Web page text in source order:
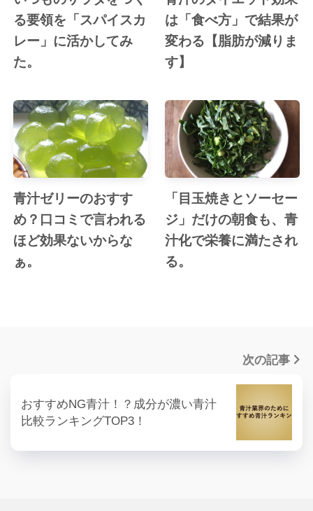
る要領を「スパイスカ
レー」に活かしてみ
た。
は「食べ方」で結果が
変わる【脂肪が減りま
す】
青汁ゼリーのおすす
め？口コミで言われる
ほど効果ないからな
ぁ。
「目玉焼きとソーセー
ジ」だけの朝食も、青
汁化で栄養に満たされ
る。
次の記事
おすすめNG青汁！？成分が濃い青汁
比較ランキングTOP3！